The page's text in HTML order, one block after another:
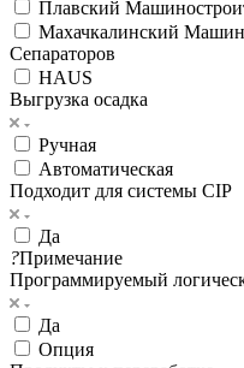
Плавский
Махачкалинский
Сепараторов
HAUS
Выгрузка осадка
Ручная
Автоматическая
Подходит для системы CIP
Да
?Примечание
Программируемый
Да
Опция